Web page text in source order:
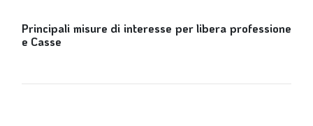
Principali misure di interesse per libera professione
e Casse